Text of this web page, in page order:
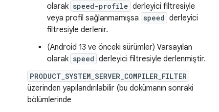
olarak speed-profile derleyici filtresiyle
veya profil sağlanmamışsa speed derleyici
filtresiyle derlenir.
(Android 13 ve önceki sürümler) Varsayılan
olarak speed derleyici filtresiyle derlenmiştir.
PRODUCT_SYSTEM_SERVER_COMPILER_FILTER
üzerinden yapılandırılabilir (bu dokümanın sonraki
bölümlerinde